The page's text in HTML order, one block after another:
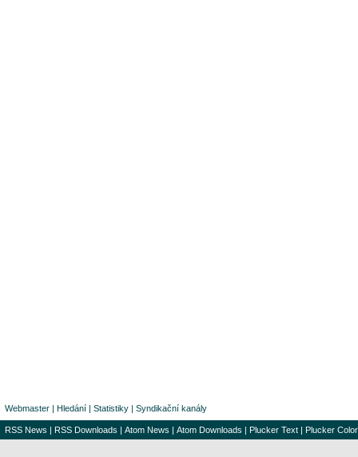
Webmaster | Hledání | Statistiky | Syndikační kanály
RSS News | RSS Downloads | Atom News | Atom Downloads | Plucker Text | Plucker Color